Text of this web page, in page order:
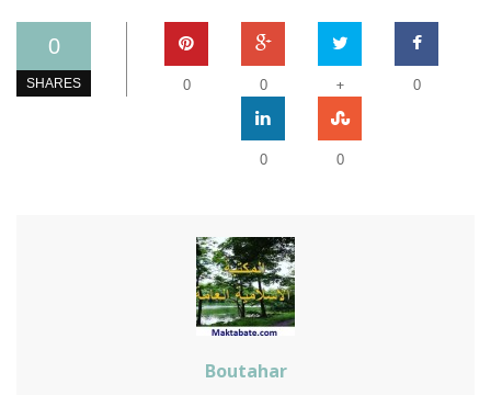
0
SHARES 0
+
0
0
0
0
Boutahar